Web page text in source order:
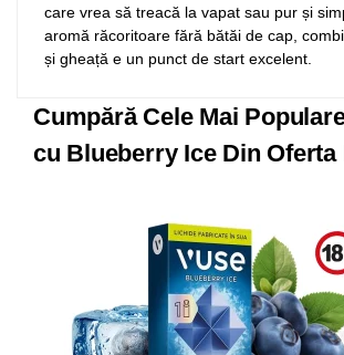
care vrea să treacă la vapat sau pur și
aromă răcoritoare fără bătăi de cap,
și gheață e un punct de start excelent.
Cumpără Cele Mai
cu Blueberry Ice Din Oferta